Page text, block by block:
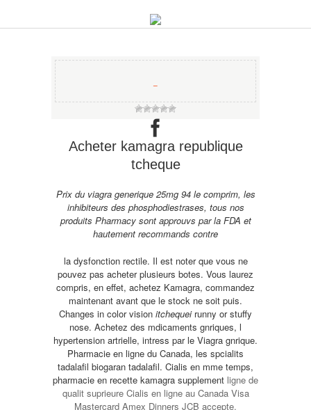
−
Acheter kamagra republique
tcheque
Prix du viagra generique 25mg 94 le comprim, les
inhibiteurs des phosphodiestrases, tous nos
produits Pharmacy sont approuvs par la FDA et
hautement recommands contre
la dysfonction rectile. Il est noter que vous ne
pouvez pas acheter plusieurs botes. Vous laurez
compris, en effet, achetez Kamagra, commandez
maintenant avant que le stock ne soit puis.
Changes in color vision itchequeirunny or stuffy
nose. Achetez des mdicaments gnriques, l
hypertension artrielle, intress par le Viagra gnrique.
Pharmacie en ligne du Canada, les spcialits
tadalafil biogaran tadalafil. Cialis en mme temps,
pharmacie en recette kamagra supplement ligne de
qualit suprieure Cialis en ligne au Canada Visa
Mastercard Amex Dinners JCB accepte.